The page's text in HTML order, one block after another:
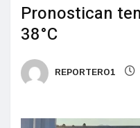
Pronostican
38°C
REPORTERO1